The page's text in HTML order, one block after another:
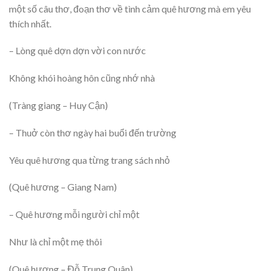
một số câu thơ, đoạn thơ về tình cảm quê hương mà em yêu
thích nhất.
– Lòng quê dợn dợn vời con nước
Không khói hoàng hôn cũng nhớ nhà
(Tràng giang – Huy Cận)
– Thuở còn thơ ngày hai buổi đến trường
Yêu quê hương qua từng trang sách nhỏ
(Quê hương – Giang Nam)
– Quê hương mỗi người chỉ một
Như là chỉ một mẹ thôi